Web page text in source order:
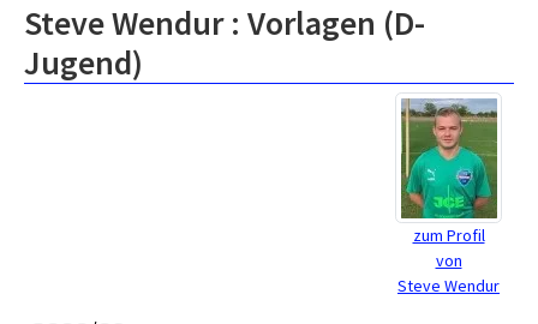
Steve Wendur : Vorlagen (D-
Jugend)
zum Profil
von
Steve Wendur